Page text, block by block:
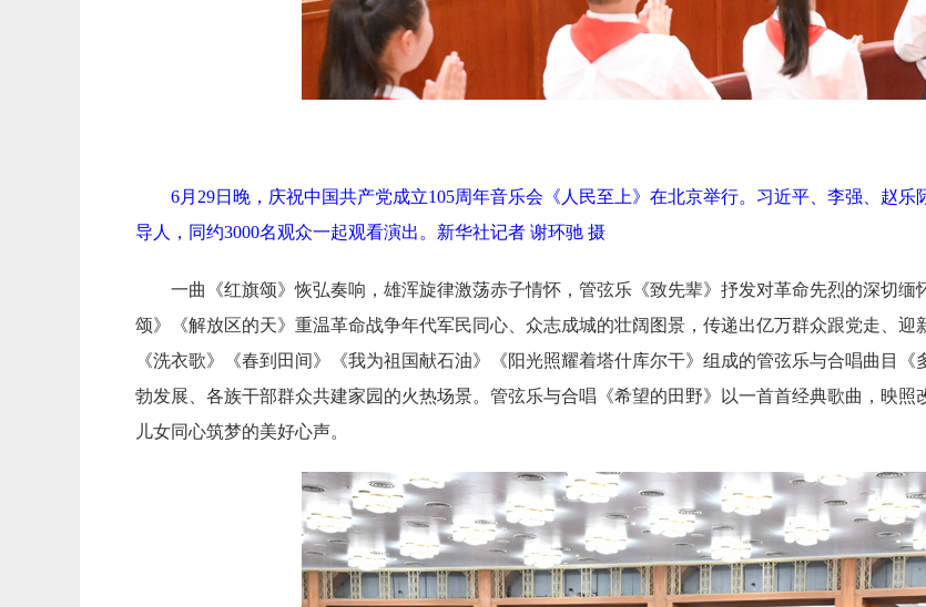
6月29日晚，庆祝中国共产党成立105周年音乐会《人民至上》在北京举行。习近平、李强、赵
导人，同约3000名观众一起观看演出。新华社记者 谢环驰 摄
一曲《红旗颂》恢弘奏响，雄浑旋律激荡赤子情怀，管弦乐《致先辈》抒发对革命先烈的深切
颂》《解放区的天》重温革命战争年代军民同心、众志成城的壮阔图景，传递出亿万群众跟党走、迎
《洗衣歌》《春到田间》《我为祖国献石油》《阳光照耀着塔什库尔干》组成的管弦乐与合唱曲目
勃发展、各族干部群众共建家园的火热场景。管弦乐与合唱《希望的田野》以一首首经典歌曲，映
儿女同心筑梦的美好心声。